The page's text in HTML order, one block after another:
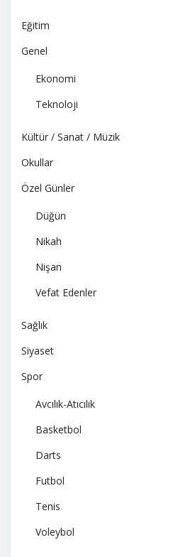
Eğitim
Genel
Ekonomi
Teknoloji
Kültür / Sanat / Müzik
Okullar
Özel Günler
Düğün
Nikah
Nişan
Vefat Edenler
Sağlık
Siyaset
Spor
Avcılık-Atıcılık
Basketbol
Darts
Futbol
Tenis
Voleybol